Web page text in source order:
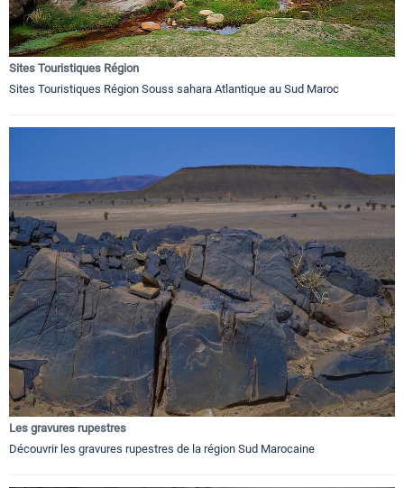
Sites Touristiques Région
Sites Touristiques Région Souss sahara Atlantique au Sud Maroc
Les gravures rupestres
Découvrir les gravures rupestres de la région Sud Marocaine